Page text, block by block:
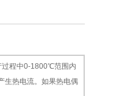
过程中0-1800℃范围内
生热电流。如果热电偶